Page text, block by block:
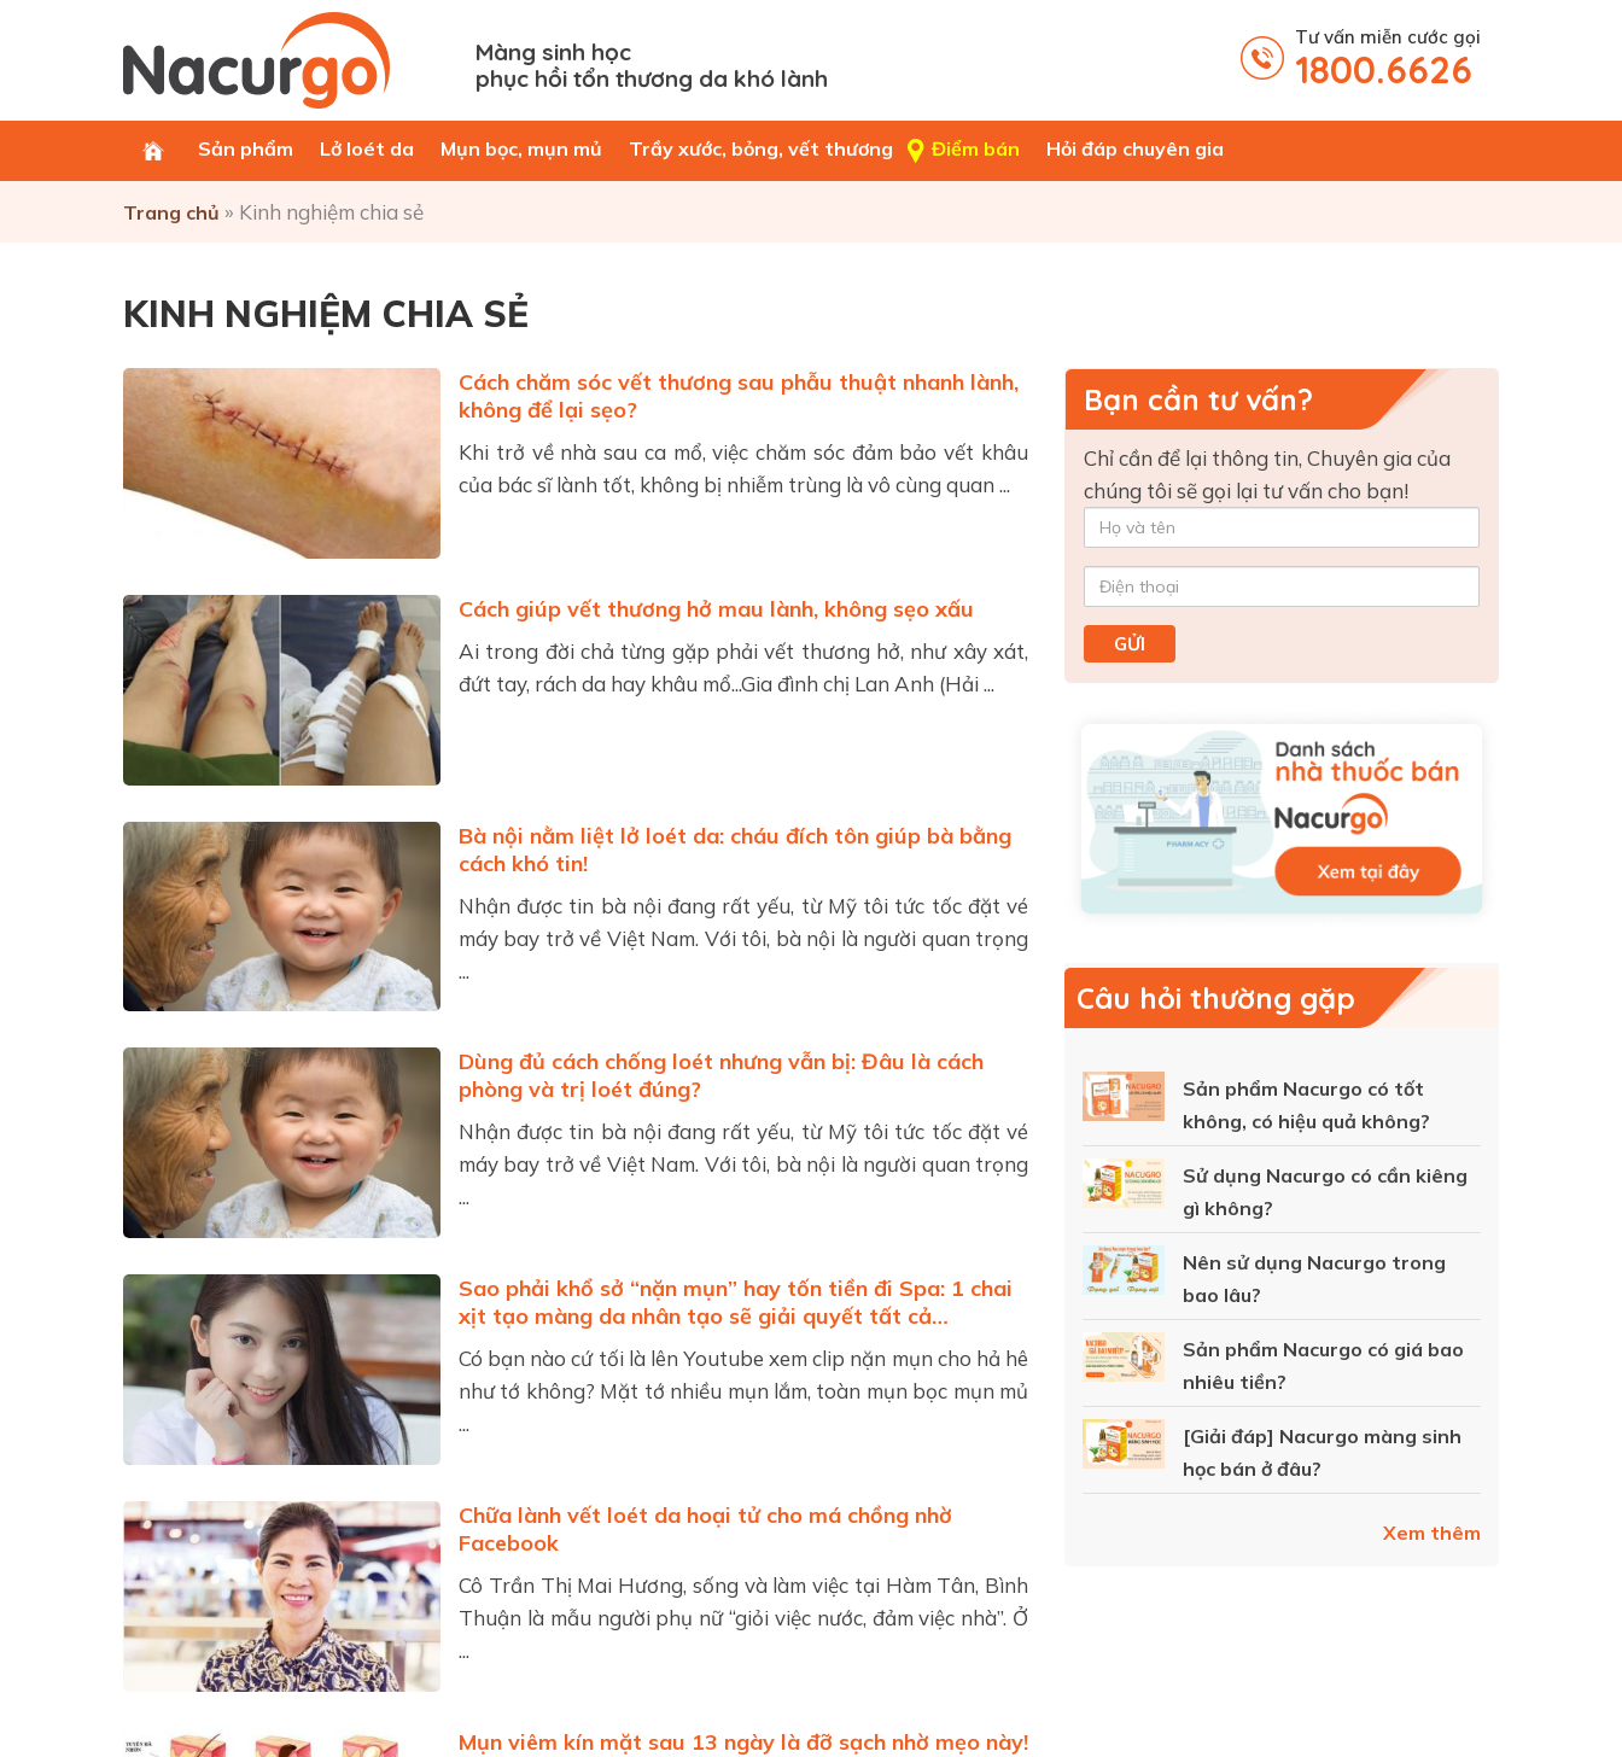
Màng sinh học
phục hồi tổn thương da khó lành
Tư vấn miễn cước gọi
1800.6626
Sản phẩm Lở loét da Mụn bọc, mụn mủ Trầy xước, bỏng, vết thương Điểm bán Hỏi đáp chuyên gia
Trang chủ » Kinh nghiệm chia sẻ
KINH NGHIỆM CHIA SẺ
Cách chăm sóc vết thương sau phẫu thuật nhanh lành,
không để lại sẹo?
Khi trở về nhà sau ca mổ, việc chăm sóc đảm bảo vết khâu
của bác sĩ lành tốt, không bị nhiễm trùng là vô cùng quan ...
Cách giúp vết thương hở mau lành, không sẹo xấu
Ai trong đời chả từng gặp phải vết thương hở, như xây xát,
đứt tay, rách da hay khâu mổ...Gia đình chị Lan Anh (Hải ...
Bà nội nằm liệt lở loét da: cháu đích tôn giúp bà bằng
cách khó tin!
Nhận được tin bà nội đang rất yếu, từ Mỹ tôi tức tốc đặt vé
máy bay trở về Việt Nam. Với tôi, bà nội là người quan trọng
...
Dùng đủ cách chống loét nhưng vẫn bị: Đâu là cách
phòng và trị loét đúng?
Nhận được tin bà nội đang rất yếu, từ Mỹ tôi tức tốc đặt vé
máy bay trở về Việt Nam. Với tôi, bà nội là người quan trọng
...
Sao phải khổ sở “nặn mụn” hay tốn tiền đi Spa: 1 chai
xịt tạo màng da nhân tạo sẽ giải quyết tất cả…
Có bạn nào cứ tối là lên Youtube xem clip nặn mụn cho hả hê
như tớ không? Mặt tớ nhiều mụn lắm, toàn mụn bọc mụn mủ
...
Chữa lành vết loét da hoại tử cho má chồng nhờ
Facebook
Cô Trần Thị Mai Hương, sống và làm việc tại Hàm Tân, Bình
Thuận là mẫu người phụ nữ “giỏi việc nước, đảm việc nhà”. Ở
...
Mụn viêm kín mặt sau 13 ngày là đỡ sạch nhờ mẹo này!
Bạn cần tư vấn?
Chỉ cần để lại thông tin, Chuyên gia của
chúng tôi sẽ gọi lại tư vấn cho bạn!
Câu hỏi thường gặp
Xem thêm
Sản phẩm Nacurgo có tốt
không, có hiệu quả không?
Sử dụng Nacurgo có cần kiêng
gì không?
Nên sử dụng Nacurgo trong
bao lâu?
Sản phẩm Nacurgo có giá bao
nhiêu tiền?
[Giải đáp] Nacurgo màng sinh
học bán ở đâu?